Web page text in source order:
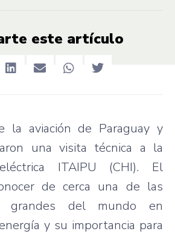
este artículo
la aviación de Paraguay y
una visita técnica a la
ITAIPU (CHI). El
de cerca una de las
grandes del mundo en
y su importancia para